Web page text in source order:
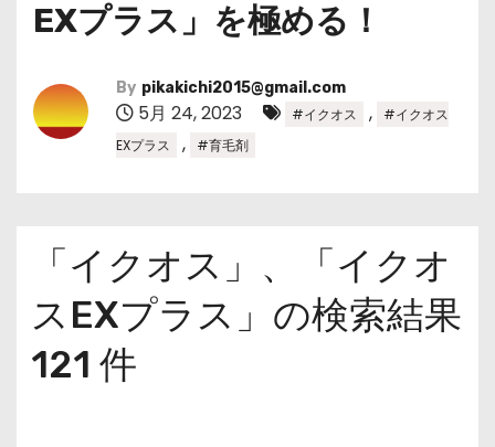
EXプラス」を極める！
By pikakichi2015@gmail.com
5月 24, 2023 #イクオス ,
#イクオス
EXプラス
, #育毛剤
「イクオス」、「イクオ
スEXプラス」の検索結果
121 件